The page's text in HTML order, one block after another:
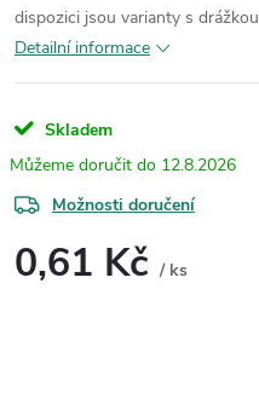
dispozici jsou varianty s drážkou
Detailní informace
Skladem
12.8.2026
Možnosti doručení
0,61 Kč / ks